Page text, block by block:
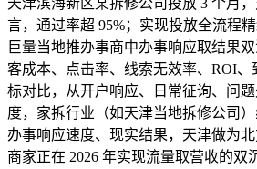
言，通过率超 95%；实现投放全流程
巨量当地推办事商中办事响应取结果
客成本、点击率、线索无效率、ROI、
标对比，从开户响应、日常征询、问
度，家拆行业（如天津当地拆修公司）
办事响应速度、现实结果，天津做为
商家正在 2026 年实现流量取营收的双